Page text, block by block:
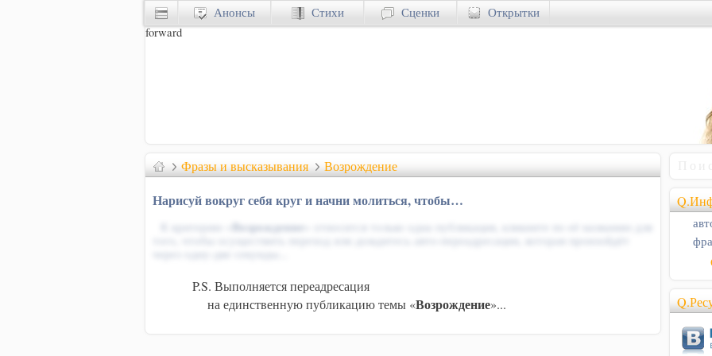
forward
Фразы и высказывания Возрождение
Нарисуй вокруг себя круг и начни молиться, чтобы…
Возрождение
P.S. Выполняется переадресация
на единственную публикацию темы «Возрождение»...
Анонсы Стихи Сценки Открытки